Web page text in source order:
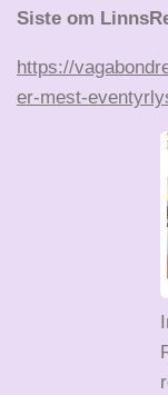
Siste om
https://
er-mest-